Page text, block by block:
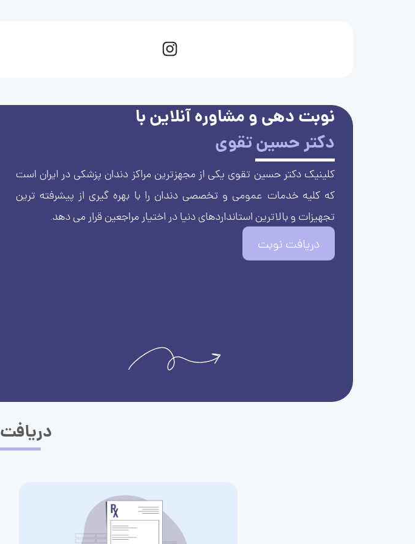
نوبت دهی و مشاوره آنلاین با
دکتر حسین تقوی
کلینیک دکتر حسین تقوی یکی از مجهزترین مراکز دندان پزشکی در ایران است
که کلیه خدمات عمومی و تخصصی دندان را با بهره گیری از پیشرفته ترین
تجهیزات و بالاترین استانداردهای دنیا در اختیار مراجعین قرار می دهد.
دریافت نوبت
دریافت